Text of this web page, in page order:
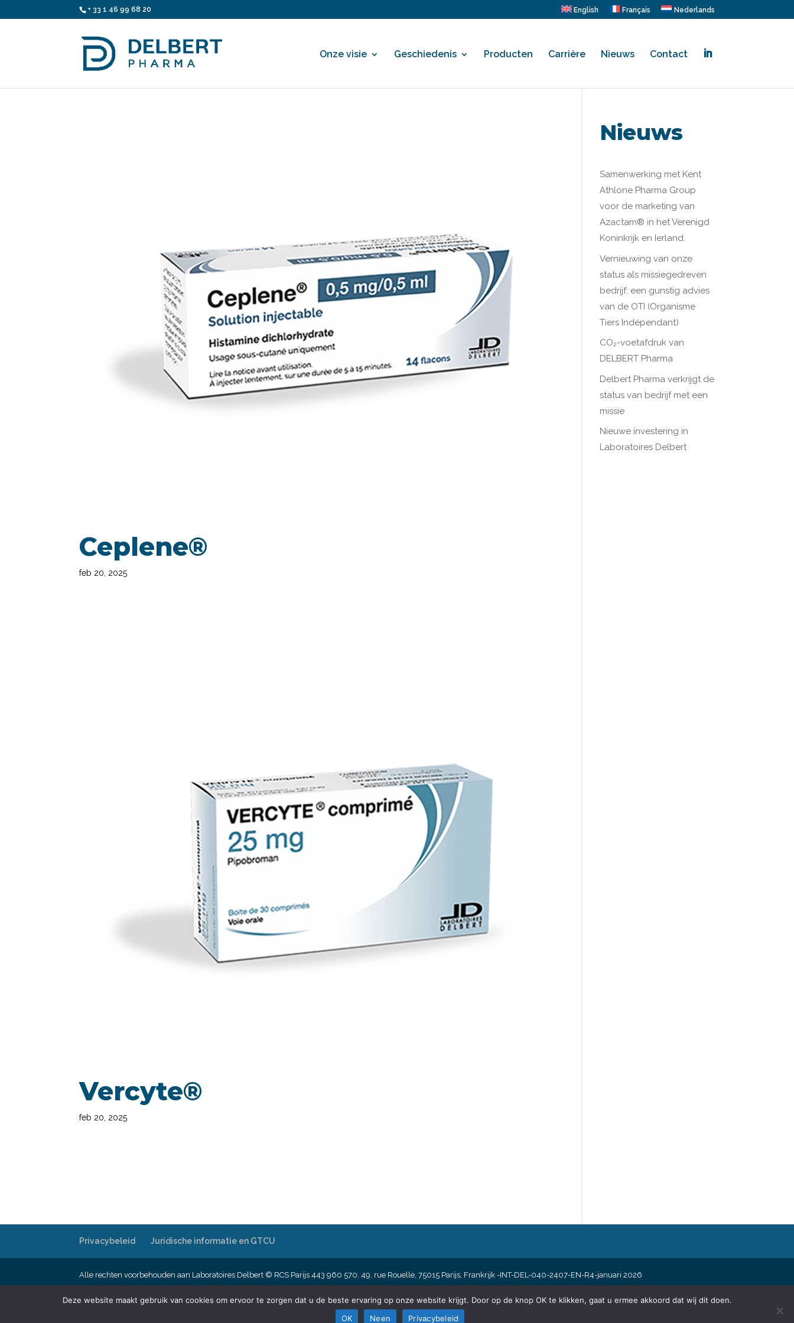
+ 33 1 46 99 68 20 English Français Nederlands
Onze visie Geschiedenis Producten Carrière Nieuws Contact .
Ceplene®
feb 20, 2025
Vercyte®
feb 20, 2025
Nieuws
Samenwerking met Kent
Athlone Pharma Group
voor de marketing van
Azactam® in het Verenigd
Koninkrijk en Ierland.
Vernieuwing van onze
status als missiegedreven
bedrijf: een gunstig advies
van de OTI (Organisme
Tiers Indépendant)
CO₂-voetafdruk van
DELBERT Pharma
Delbert Pharma verkrijgt de
status van bedrijf met een
missie
Nieuwe investering in
Laboratoires Delbert
Privacybeleid Juridische informatie en GTCU
Alle rechten voorbehouden aan Laboratoires Delbert © RCS Parijs 443 960 570. 49, rue Rouelle, 75015 Parijs, Frankrijk -INT-DEL-040-2407-EN-R4-januari 2026
English Français Nederlands
Deze website maakt gebruik van cookies om ervoor te zorgen dat u de beste ervaring op onze website krijgt. Door op de knop OK te klikken, gaat u ermee akkoord dat wij dit doen.
OK
Neen Privacybeleid